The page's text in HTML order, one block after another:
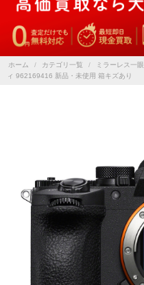
ホーム / カテゴリ一覧 / ミラーレス一眼
ィ 962169416 新品・未使用 箱キズあり